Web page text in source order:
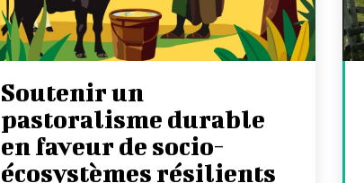
Soutenir un
pastoralisme durable
en faveur de socio-
écosystèmes résilients